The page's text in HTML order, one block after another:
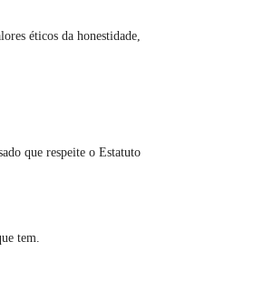
éticos da honestidade,
que respeite o Estatuto
tem.